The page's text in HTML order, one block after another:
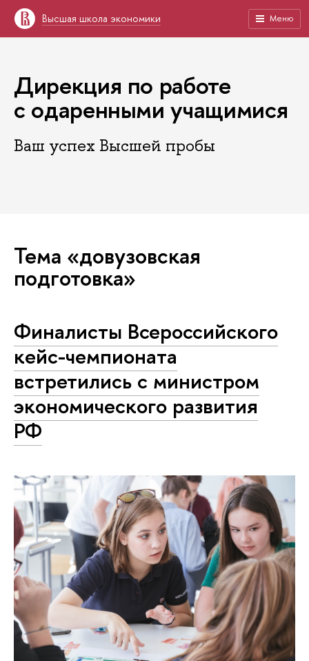
Высшая школа экономики Меню
Дирекция по работе
с одаренными учащимися
Ваш успех Высшей пробы
Тема «довузовская
подготовка»
Финалисты Всероссийского
кейс-чемпионата
встретились с министром
экономического развития
РФ